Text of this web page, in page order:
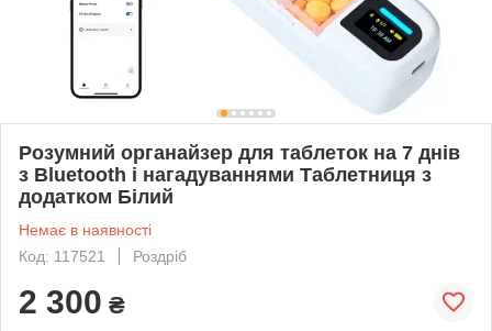
Розумний органайзер для таблеток на 7 днів
з Bluetooth і нагадуваннями Таблетниця з
додатком Білий
Немає в наявності
Код: 117521
Роздріб
2 300 ₴